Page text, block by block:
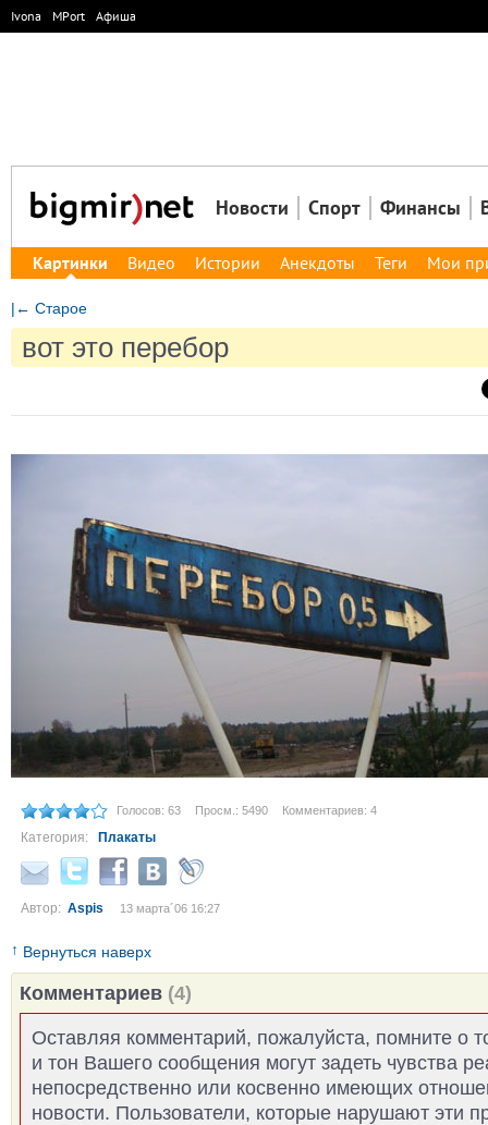
Ivona MPort Афиша
Новости Спорт Финансы
Картинки Видео Истории Анекдоты Теги Мои
|← Старое
вот это перебор
Голосов: 63 Просм.: 5490 Комментариев: 4
Категория: Плакаты
Автор: Aspis 13 марта´06 16:27
↑ Вернуться наверх
Комментариев (4)
Оставляя комментарий, пожалуйста, помните о
и тон Вашего сообщения могут задеть чувства
непосредственно или косвенно имеющих
новости. Пользователи, которые нарушают эти